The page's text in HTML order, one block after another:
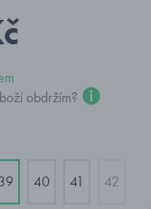
obdržím?
40 41 42